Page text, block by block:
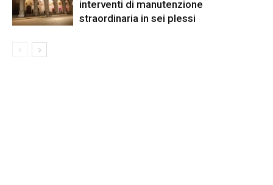
interventi di manutenzione
straordinaria in sei plessi